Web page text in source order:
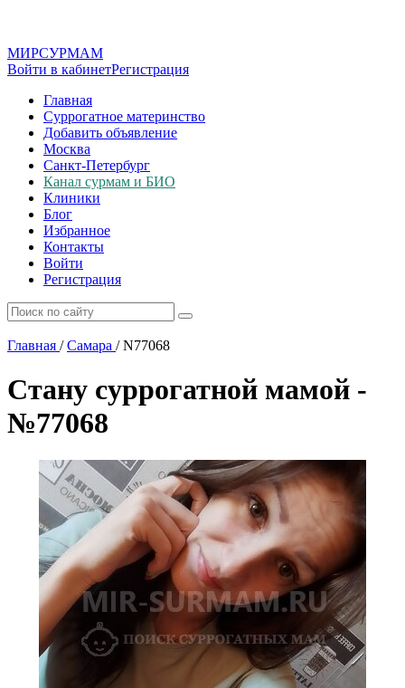
МИРСУРМАМ
Войти в кабинетРегистрация
Главная
Суррогатное материнство
Добавить объявление
Москва
Санкт-Петербург
Канал сурмам и БИО
Клиники
Блог
Избранное
Контакты
Войти
Регистрация
Главная / Самара /N77068
Стану суррогатной мамой -
№77068